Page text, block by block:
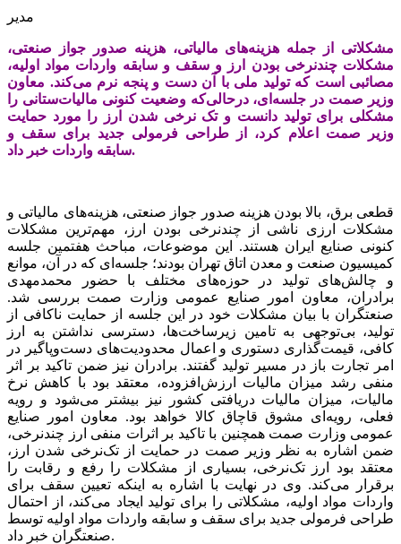
مدیر
مشکلاتی از جمله هزینه‌های مالیاتی، هزینه صدور جواز صنعتی،
مشکلات چند‌نرخی بودن ارز و سقف و سابقه واردات مواد اولیه،
مصائبی است که تولید ملی با آن دست و پنجه نرم می‌کند. معاون
وزیر صمت در جلسه‌ای، درحالی‌‌که وضعیت کنونی مالیات‌ستانی را
مشکلی برای تولید دانست و تک نرخی شدن ارز را مورد حمایت
وزیر صمت اعلام کرد، از طراحی فرمولی جدید برای سقف و
سابقه واردات خبر داد.
قطعی برق، بالا بودن هزینه صدور جواز صنعتی، هزینه‌‌‌های مالیاتی و
مشکلات ارزی ناشی از چندنرخی بودن ارز، مهم‌ترین مشکلات
کنونی صنایع ایران هستند. این موضوعات، مباحث هفتمین جلسه
کمیسیون صنعت و معدن اتاق تهران بودند؛ جلسه‌‌‌ای که در آن، موانع
و چالش‌‌‌های تولید در حوزه‌‌‌های مختلف با حضور محمدمهدی
برادران، معاون امور صنایع عمومی وزارت صمت بررسی شد.
صنعتگران با بیان مشکلات خود در این جلسه از حمایت ناکافی از
تولید، بی‌توجهی به تامین زیرساخت‌‌‌ها، ‌دسترسی نداشتن به ارز
کافی، قیمت‌گذاری دستوری و اعمال محدودیت‌های دست‌وپاگیر در
امر تجارت باز در مسیر تولید گفتند. برادران نیز ضمن تاکید بر اثر
منفی رشد میزان مالیات ارزش‌افزوده، معتقد بود با کاهش نرخ
مالیات، میزان مالیات دریافتی کشور نیز بیشتر می‌شود و رویه
فعلی، رویه‌‌‌ای مشوق قاچاق کالا خواهد بود. معاون امور صنایع
عمومی وزارت صمت همچنین با تاکید بر اثرات منفی ارز چندنرخی،
ضمن اشاره به نظر وزیر صمت در حمایت از تک‌نرخی شدن ارز،
معتقد بود ارز تک‌نرخی، بسیاری از مشکلات را رفع و رقابت را
برقرار می‌کند. وی در نهایت با اشاره به اینکه تعیین سقف برای
واردات مواد اولیه، مشکلاتی را برای تولید ایجاد می‌کند، از احتمال
طراحی فرمولی جدید برای سقف و سابقه واردات مواد اولیه توسط
صنعتگران خبر داد.